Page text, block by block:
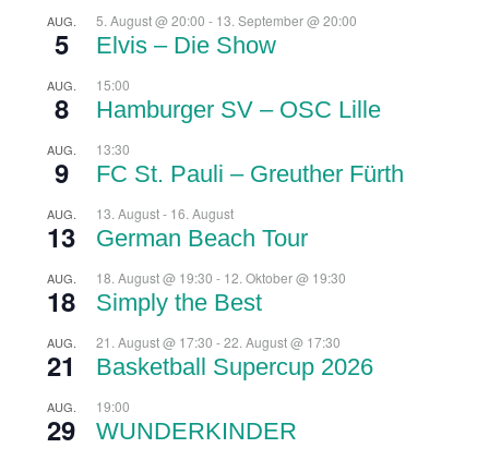
AUG.
5
5. August @ 20:00 - 13. September @ 20:00
Elvis – Die Show
AUG.
8
15:00
Hamburger SV – OSC Lille
AUG.
9
13:30
FC St. Pauli – Greuther Fürth
AUG.
13
13. August- 16. August
German Beach Tour
AUG.
18
18. August @ 19:30 - 12. Oktober @ 19:30
Simply the Best
AUG.
21
21. August @ 17:30 -22. August @ 17:30
Basketball Supercup 2026
AUG.
29
19:00
WUNDERKINDER